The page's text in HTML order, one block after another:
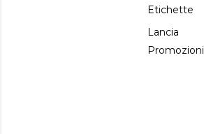
Etichette
Lancia
Promozioni